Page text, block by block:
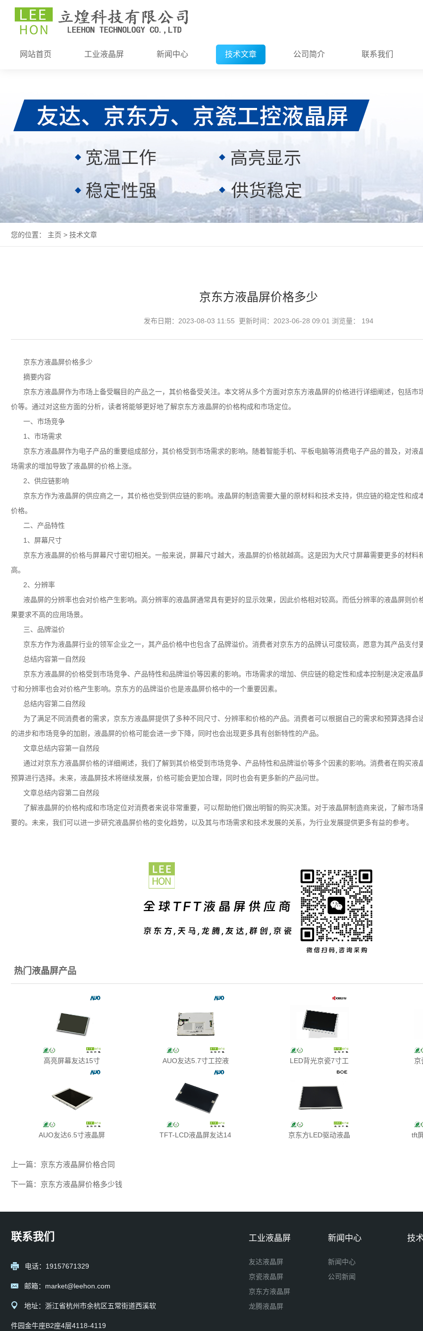
网站首页 工业液晶屏 新闻中心 技术文章 公司简介 联系我们
您的位置： 主页 > 技术文章
京东方液晶屏价格多少
发布日期：2023-08-03 11:55 更新时间：2023-06-28 09:01 浏览量： 194
京东方液晶屏价格多少
摘要内容
京东方液晶屏作为市场上备受瞩目的产品之一，其价格备受关注。本文将从多个方面对京东方液晶屏的价格进行详细阐述，包括市
价等。通过对这些方面的分析，读者将能够更好地了解京东方液晶屏的价格构成和市场定位。
一、市场竞争
1、市场需求
京东方液晶屏作为电子产品的重要组成部分，其价格受到市场需求的影响。随着智能手机、平板电脑等消费电子产品的普及，对液
场需求的增加导致了液晶屏的价格上涨。
2、供应链影响
京东方作为液晶屏的供应商之一，其价格也受到供应链的影响。液晶屏的制造需要大量的原材料和技术支持，供应链的稳定性和成
价格。
二、产品特性
1、屏幕尺寸
京东方液晶屏的价格与屏幕尺寸密切相关。一般来说，屏幕尺寸越大，液晶屏的价格就越高。这是因为大尺寸屏幕需要更多的材料
高。
2、分辨率
液晶屏的分辨率也会对价格产生影响。高分辨率的液晶屏通常具有更好的显示效果，因此价格相对较高。而低分辨率的液晶屏则价
果要求不高的应用场景。
三、品牌溢价
京东方作为液晶屏行业的领军企业之一，其产品价格中也包含了品牌溢价。消费者对京东方的品牌认可度较高，愿意为其产品支付
总结内容第一自然段
京东方液晶屏的价格受到市场竞争、产品特性和品牌溢价等因素的影响。市场需求的增加、供应链的稳定性和成本控制是决定液晶
寸和分辨率也会对价格产生影响。京东方的品牌溢价也是液晶屏价格中的一个重要因素。
总结内容第二自然段
为了满足不同消费者的需求，京东方液晶屏提供了多种不同尺寸、分辨率和价格的产品。消费者可以根据自己的需求和预算选择合
的进步和市场竞争的加剧，液晶屏的价格可能会进一步下降，同时也会出现更多具有创新特性的产品。
文章总结内容第一自然段
通过对京东方液晶屏价格的详细阐述，我们了解到其价格受到市场竞争、产品特性和品牌溢价等多个因素的影响。消费者在购买液
预算进行选择。未来，液晶屏技术将继续发展，价格可能会更加合理，同时也会有更多新的产品问世。
文章总结内容第二自然段
了解液晶屏的价格构成和市场定位对消费者来说非常重要，可以帮助他们做出明智的购买决策。对于液晶屏制造商来说，了解市场
要的。未来，我们可以进一步研究液晶屏价格的变化趋势，以及其与市场需求和技术发展的关系，为行业发展提供更多有益的参考。
热门液晶屏产品
高亮屏幕友达15寸 AUO友达5.7寸工控液 LED背光京瓷7寸工 京
AUO友达6.5寸液晶屏 TFT-LCD液晶屏友达14 京东方LED驱动液晶 tft
上一篇： 京东方液晶屏价格合同
下一篇： 京东方液晶屏价格多少钱
联系我们
电话：19157671329
邮箱：market@leehon.com
地址：浙江省杭州市余杭区五常街道西溪软
件园金牛座B2座4层4118-4119
工业液晶屏
友达液晶屏
京瓷液晶屏
京东方液晶屏
龙腾液晶屏
新闻中心
新闻中心
公司新闻
技